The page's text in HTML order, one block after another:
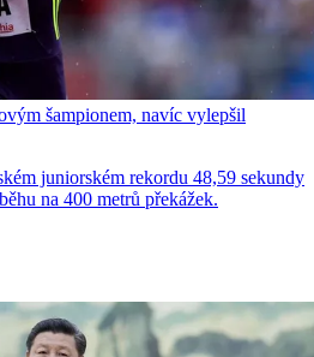
šampionem, navíc vylepšil
juniorském rekordu 48,59 sekundy
na 400 metrů překážek.